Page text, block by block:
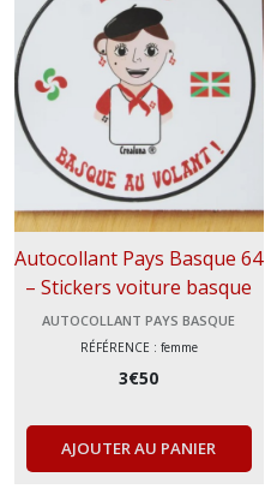
Autocollant Pays Basque 64
– Stickers voiture basque
au volant femme – Idée
cadeau Sud-Ouest
AUTOCOLLANT PAYS BASQUE
RÉFÉRENCE : femme
3€50
AJOUTER AU PANIER
autocollant
Bigorre
(3)
autocollant
animaux
autocollant
Pays
(9)
bébé
bord